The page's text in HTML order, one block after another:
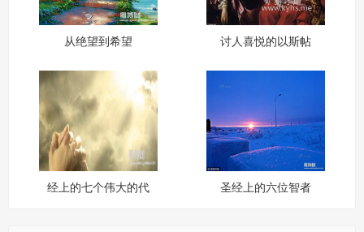
从绝望到希望 讨人喜悦的以斯帖
经上的七个伟大的代
圣经上的六位智者